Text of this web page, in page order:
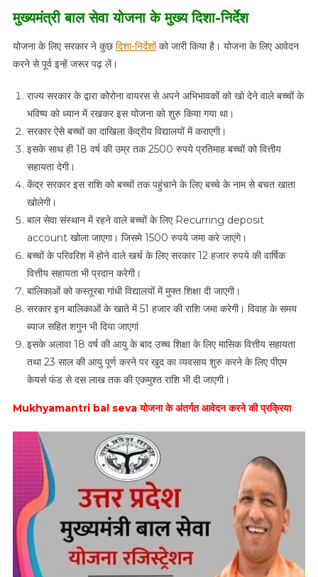
मुख्यमंत्री बाल सेवा योजना के मुख्य दिशा-निर्देश
योजना के लिए सरकार ने कुछ दिशा-निर्देशोंको जारी किया है। योजना के लिए आवेदन
करने से पूर्व इन्हें जरूर पढ़ लें।
राज्य सरकार के द्वारा कोरोना वायरस से अपने अभिभावकों को खो देने वाले बच्चों के
भविष्य को ध्यान में रखकर इस योजना को शुरु किया गया था।
सरकार ऐसे बच्चों का दाखिला केंद्रीय विद्यालयों में कराएगी।
इसके साथ ही 18 वर्ष की उम्र तक 2500 रुपये प्रतिमाह बच्चों को वित्तीय
सहायता देगी।
केंद्र सरकार इस राशि को बच्चों तक पहुंचाने के लिए बच्चे के नाम से बचत खाता
खोलेगी।
बाल सेवा संस्थान में रहने वाले बच्चों के लिए Recurring deposit
account खोला जाएगा। जिसमे 1500 रुपये जमा करे जाएंगे।
बच्चों के परिवरिश में होने वाले खर्च के लिए सरकार 12 हजार रुपये की वार्षिक
वित्तीय सहायता भी प्रदान करेगी।
बालिकाओं को कस्तूरबा गांधी विद्यालयों में मुफ्त शिक्षा दी जाएगी।
सरकार इन बालिकाओं के खाते में 51 हजार की राशि जमा करेगी। विवाह के समय
ब्याज सहित शगुन भी दिया जाएगां
इसके अलावा 18 वर्ष की आयु के बाद उच्च शिक्षा के लिए मासिक वित्तीय सहायता
तथा 23 साल की आयु पूर्ण करने पर खुद का व्यवसाय शुरु करने के लिए पीएम
केयर्स फंड से दस लाख तक की एकमुश्त राशि भी दी जाएगी।
Mukhyamantri bal seva योजना के अंतर्गत आवेदन करने की प्रक्रिया